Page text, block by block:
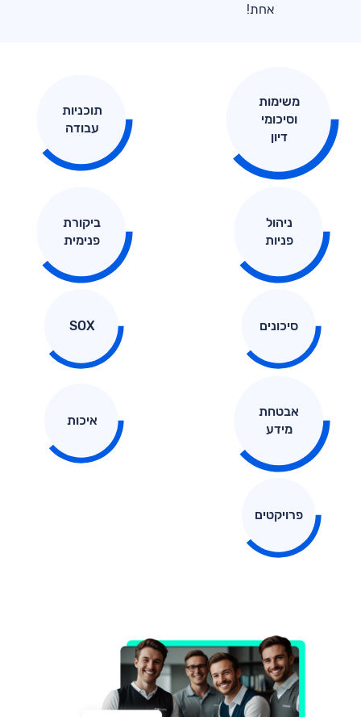
אחת!
משימות
וסיכומי
דיון
תוכניות
עבודה
ניהול
פניות
ביקורת
פנימית
סיכונים SOX
אבטחת
מידע
איכות
פרויקטים